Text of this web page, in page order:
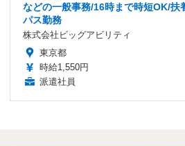
などの一般事務/16時まで時短OK/扶
パス勤務
株式会社ビッグアビリティ
東京都
時給1,550円
派遣社員